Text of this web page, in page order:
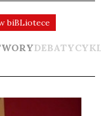
biBLiotece
DEBATY